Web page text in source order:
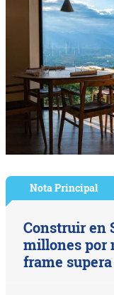
Nota Principal
Construir en
millones por
frame